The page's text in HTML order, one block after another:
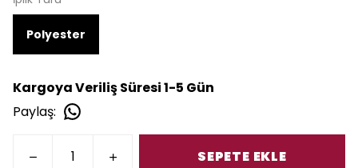
Polyester
Kargoya Veriliş Süresi 1-5 Gün
Paylaş:
SEPETE EKLE